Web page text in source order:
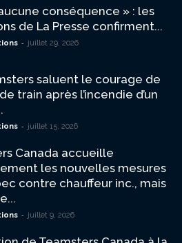
aucune conséquence » : les
de La Presse confirment...
- juillet 29, 2026
saluent le courage de
train après l’incendie d’un
- juillet 15, 2026
Canada accueille
les nouvelles mesures
contre chauffeur inc., mais
- juillet 9, 2026